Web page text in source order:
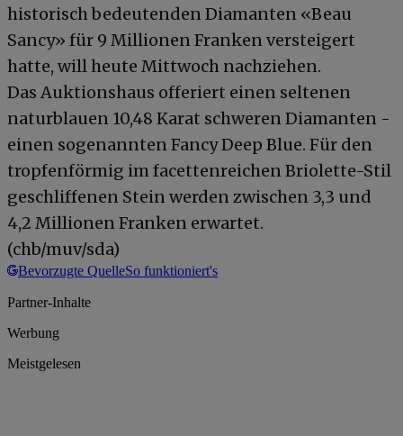
historisch bedeutenden Diamanten «Beau
Sancy» für 9 Millionen Franken versteigert
hatte, will heute Mittwoch nachziehen.
Das Auktionshaus offeriert einen seltenen
naturblauen 10,48 Karat schweren Diamanten -
einen sogenannten Fancy Deep Blue. Für den
tropfenförmig im facettenreichen Briolette-Stil
geschliffenen Stein werden zwischen 3,3 und
4,2 Millionen Franken erwartet.
(chb/muv/sda)
Bevorzugte QuelleSo funktioniert's
Partner-Inhalte
Werbung
Meistgelesen